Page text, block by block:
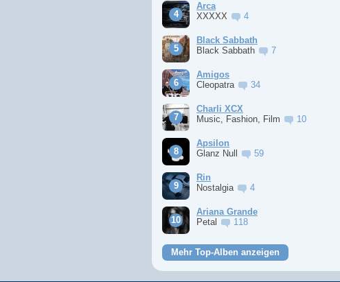
Arca
XXXXX
4
Black Sabbath
Black Sabbath
7
Amigos
Cleopatra
34
Charli XCX
Music, Fashion, Film
10
Apsilon
Glanz Null
59
Rin
Nostalgia
4
Ariana Grande
Petal
118
Mehr Top-Alben anzeigen